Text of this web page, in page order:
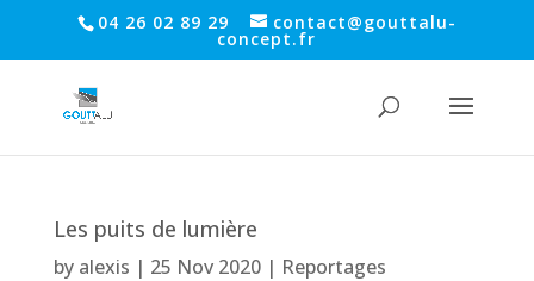
04 26 02 89 29 contact@gouttalu-
concept.fr
Les puits de lumière
by alexis | 25 Nov 2020| Reportages